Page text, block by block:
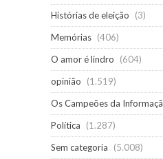
Histórias de eleição
(3)
Memórias (406)
O amor é lindro
(604)
opinião
(1.519)
Os Campeões da
Política
(1.287)
Sem categoria
(5.008)